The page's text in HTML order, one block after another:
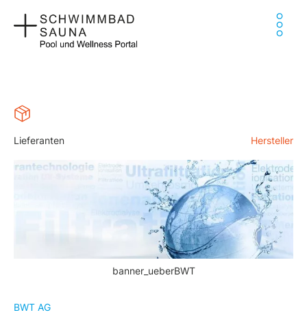
Inhalt
springen
Lieferanten Hersteller
banner_ueberBWT
BWT AG